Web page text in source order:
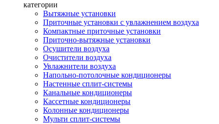
категории
Вытяжные установки
Приточные установки с увлажнением воздуха
Компактные приточные установки
Приточно-вытяжные установки
Осушители воздуха
Очистители воздуха
Увлажнители воздуха
Напольно-потолочные кондиционеры
Настенные сплит-системы
Канальные кондиционеры
Кассетные кондиционеры
Колонные кондиционеры
Мульти сплит-системы